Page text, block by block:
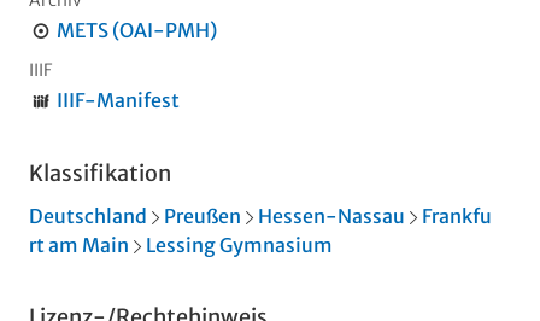
METS (OAI-PMH)
IIIF
IIIF-Manifest
Klassifikation
Deutschland Preußen Hessen-Nassau
Frankfu
rt am Main
Lessing Gymnasium